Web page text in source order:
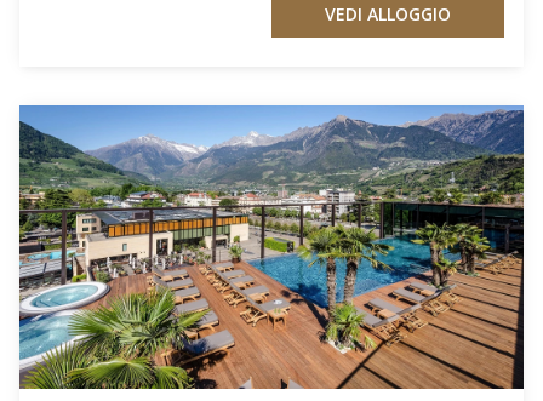
VEDI ALLOGGIO